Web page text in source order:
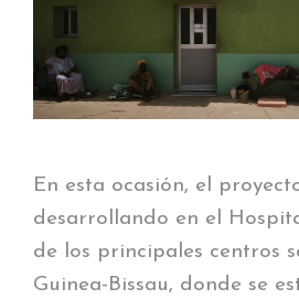
En esta ocasión, el
desarrollando en el
de los principales centros
Guinea-Bissau, donde se